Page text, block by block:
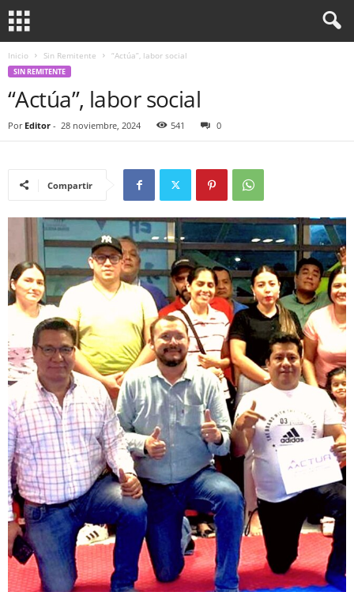
Inicio Sin Remitente “Actúa”, labor social
SIN REMITENTE
“Actúa”, labor social
Por Editor - 28 noviembre, 2024 541 0
Compartir